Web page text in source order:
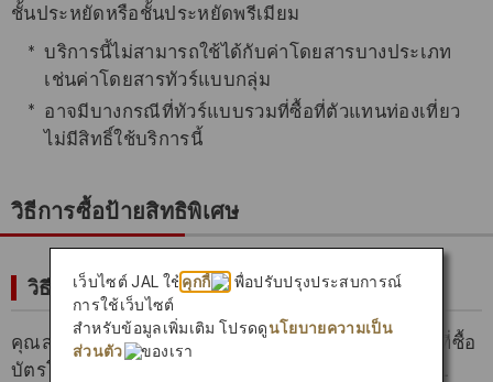
ชั้นประหยัดหรือชั้นประหยัดพรีเมียม
บริการนี้ไม่สามารถใช้ได้กับค่าโดยสารบางประเภท
เช่นค่าโดยสารทัวร์แบบกลุ่ม
อาจมีบางกรณีที่ทัวร์แบบรวมที่ซื้อที่ตัวแทนท่องเที่ยว
ไม่มีสิทธิ์ใช้บริการนี้
วิธีการซื้อป้ายสิทธิพิเศษ
วิธีซื้อ
คุณสามารถซื้อบริการรับสัมภาระสิทธิ์พิเศษได้ในขณะที่ซื้อ
บัตรโดยสารสายการบินระหว่างประเทศในเว็บไซต์ JAL
เว็บไซต์ JAL ใช้ คุกกี้
เพื่อปรับปรุงประสบการณ์
การใช้เว็บไซต์
สำหรับข้อมูลเพิ่มเติม โปรดดูนโยบายความเป็น
ส่วนตัว
ของเรา